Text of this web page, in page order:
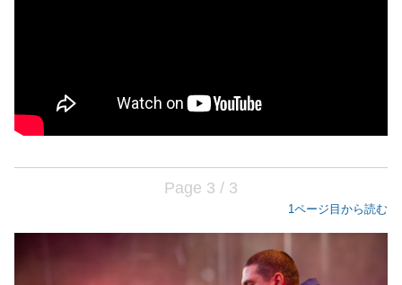
Page 3 / 3
1ページ目から読む